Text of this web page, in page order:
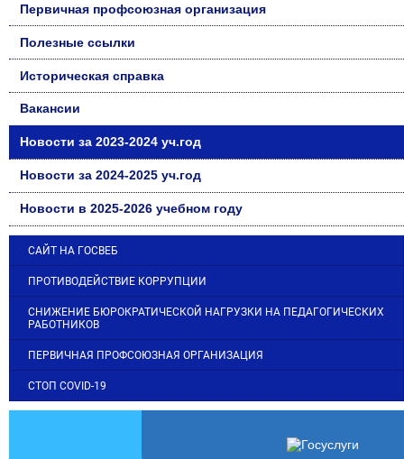
Первичная профсоюзная организация
Полезные ссылки
Историческая справка
Вакансии
Новости за 2023-2024 уч.год
Новости за 2024-2025 уч.год
Новости в 2025-2026 учебном году
САЙТ НА ГОСВЕБ
ПРОТИВОДЕЙСТВИЕ КОРРУПЦИИ
СНИЖЕНИЕ БЮРОКРАТИЧЕСКОЙ НАГРУЗКИ НА ПЕДАГОГИЧЕСКИХ
РАБОТНИКОВ
ПЕРВИЧНАЯ ПРОФСОЮЗНАЯ ОРГАНИЗАЦИЯ
СТОП COVID-19